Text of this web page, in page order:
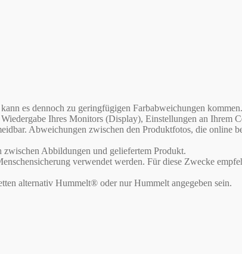
es dennoch zu geringfügigen Farbabweichungen
Ihres Monitors (Display), Einstellungen an Ihrem
Abweichungen zwischen den Produktfotos, die online
Abbildungen und geliefertem Produkt.
verwendet werden. Für diese Zwecke
alternativ Hummelt® oder nur Hummelt angegeben sein.